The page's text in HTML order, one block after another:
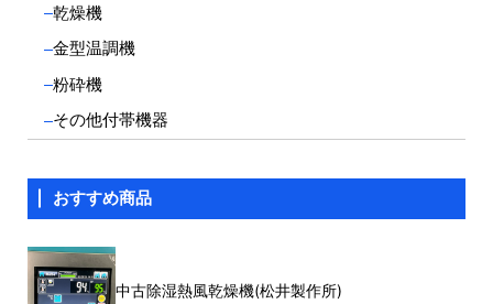
くため。
握するため。
(6) 必要に応じてお客様に連絡を行うため。
5. 個人情報の開示
ご本人の許可なく第三者に個人情報を開示または提供することは原
いてから収集目的の範囲内で行います。
ただし協力会社や広告主、その他の第三者に当社のサービスを説明
情報ではなく、利用者全体の傾向を示すような全体的な情報）を開
示することがあります。
乾燥機
金型温調機
粉砕機
その他付帯機器
おすすめ商品
中古除湿熱風乾燥機(松井製作所)